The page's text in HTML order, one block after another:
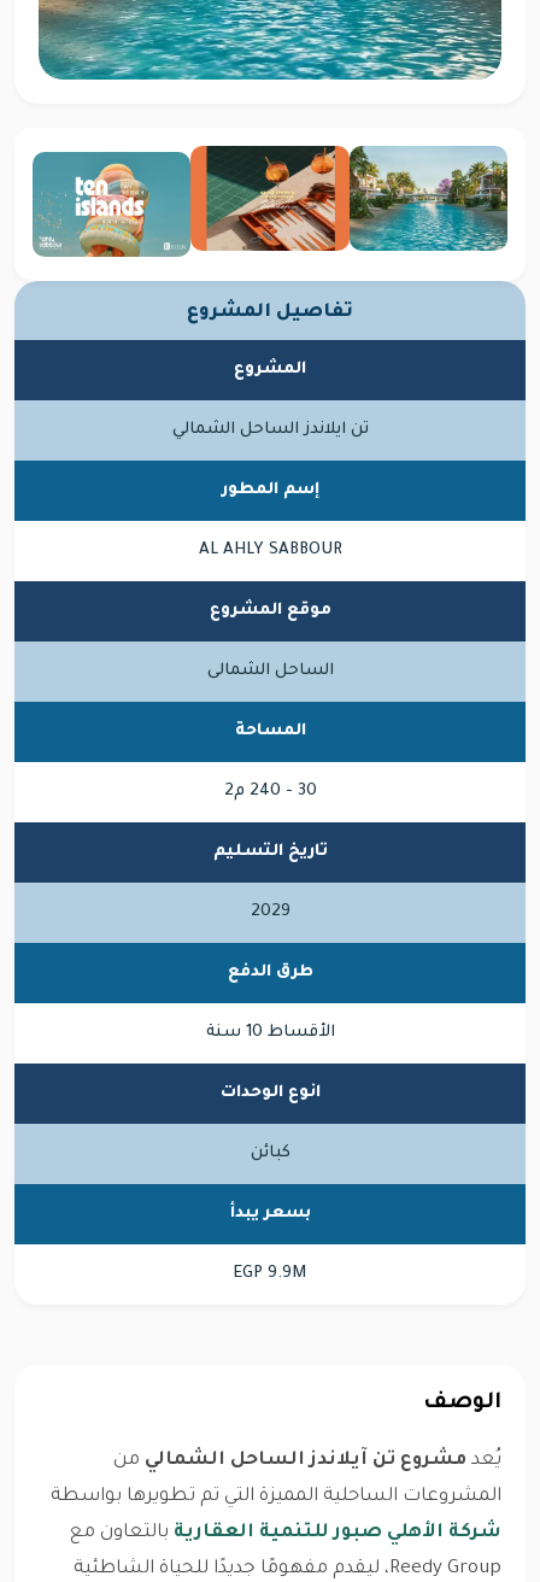
تفاصيل المشروع
المشروع
تن ايلاندز الساحل الشمالي
إسم المطور
AL AHLY SABBOUR
موقع المشروع
الساحل الشمالى
المساحة
30 - 240 م2
تاريخ التسليم
2029
طرق الدفع
الأقساط 10 سنة
انوع الوحدات
كبائن
بسعر يبدأ
EGP 9.9M
الوصف
يُعد مشروع تن آيلاندز الساحل الشمالي من
المشروعات الساحلية المميزة التي تم تطويرها بواسطة
شركة الأهلي صبور للتنمية العقارية بالتعاون مع
Reedy Group، ليقدم مفهومًا جديدًا للحياة الشاطئية